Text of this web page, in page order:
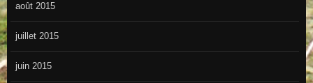
août 2015
juillet 2015
juin 2015